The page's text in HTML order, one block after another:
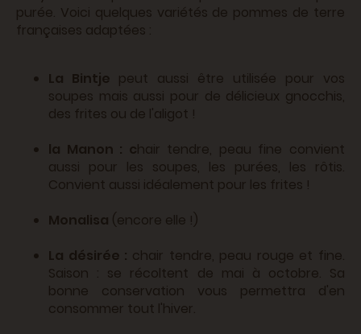
purée. Voici quelques variétés de pommes de terre
françaises adaptées :
La Bintje peut aussi être utilisée pour vos
soupes mais aussi pour de délicieux gnocchis,
des frites ou de l'aligot !
la Manon : chair tendre, peau fine convient
aussi pour les soupes, les purées, les rôtis.
Convient aussi idéalement pour les frites !
Monalisa (encore elle !)
La désirée : chair tendre, peau rouge et fine.
Saison : se récoltent de mai à octobre. Sa
bonne conservation vous permettra d'en
consommer tout l'hiver.